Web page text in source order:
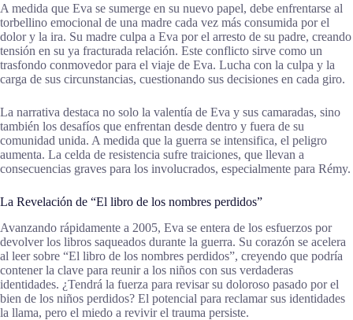
A medida que Eva se sumerge en su nuevo papel, debe enfrentarse al
torbellino emocional de una madre cada vez más consumida por el
dolor y la ira. Su madre culpa a Eva por el arresto de su padre, creando
tensión en su ya fracturada relación. Este conflicto sirve como un
trasfondo conmovedor para el viaje de Eva. Lucha con la culpa y la
carga de sus circunstancias, cuestionando sus decisiones en cada giro.
La narrativa destaca no solo la valentía de Eva y sus camaradas, sino
también los desafíos que enfrentan desde dentro y fuera de su
comunidad unida. A medida que la guerra se intensifica, el peligro
aumenta. La celda de resistencia sufre traiciones, que llevan a
consecuencias graves para los involucrados, especialmente para Rémy.
La Revelación de “El libro de los nombres perdidos”
Avanzando rápidamente a 2005, Eva se entera de los esfuerzos por
devolver los libros saqueados durante la guerra. Su corazón se acelera
al leer sobre “El libro de los nombres perdidos”, creyendo que podría
contener la clave para reunir a los niños con sus verdaderas
identidades. ¿Tendrá la fuerza para revisar su doloroso pasado por el
bien de los niños perdidos? El potencial para reclamar sus identidades
la llama, pero el miedo a revivir el trauma persiste.